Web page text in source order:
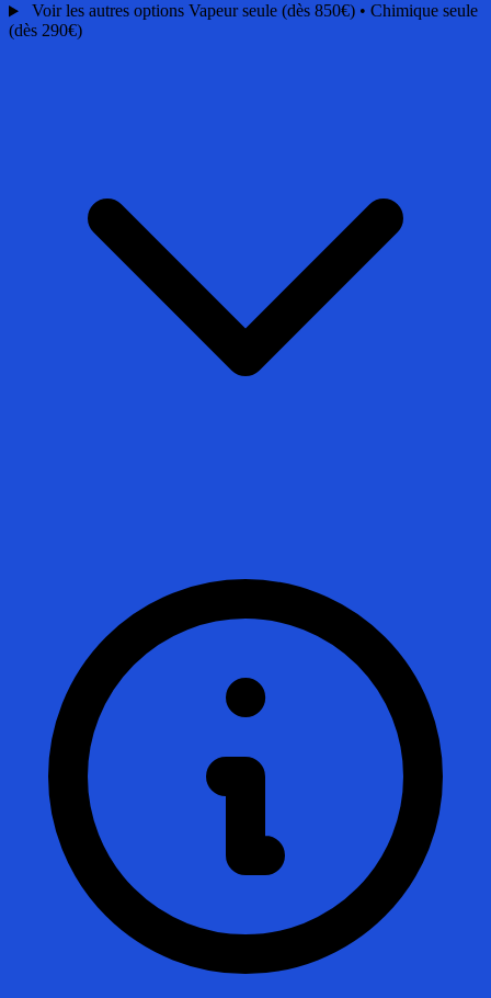
Voir les autres options Vapeur seule (dès 850€) • Chimique seule
(dès 290€)